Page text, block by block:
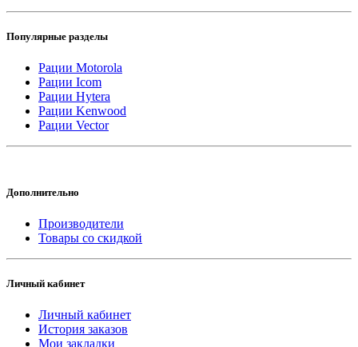
Популярные разделы
Рации Motorola
Рации Icom
Рации Hytera
Рации Kenwood
Рации Vector
Дополнительно
Производители
Товары со скидкой
Личный кабинет
Личный кабинет
История заказов
Мои закладки